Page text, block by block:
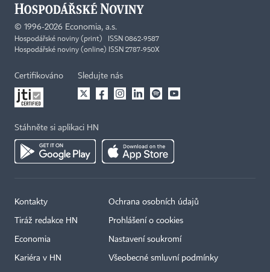
© 1996-2026 Economia, a.s.
Hospodářské noviny (print) ISSN 0862-9587
Hospodářské noviny (online) ISSN 2787-950X
Certifikováno Sledujte nás
Stáhněte si aplikaci HN
Kontakty
Tiráž redakce HN
Economia
Kariéra v HN
Ochrana osobních údajů
Prohlášení o cookies
Nastavení soukromí
Všeobecné smluvní podmínky